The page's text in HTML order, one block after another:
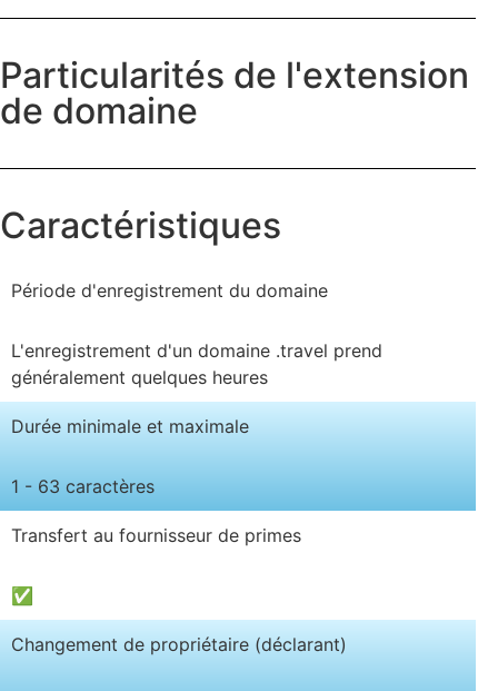
Particularités de l'extension
de domaine
Caractéristiques
Période d'enregistrement du domaine
L'enregistrement d'un domaine .travel prend
généralement quelques heures
Durée minimale et maximale
1 - 63 caractères
Transfert au fournisseur de primes
✅
Changement de propriétaire (déclarant)